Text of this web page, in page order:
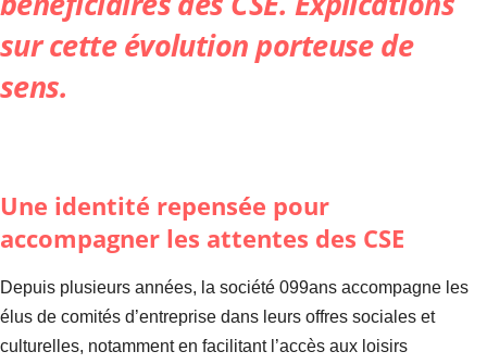
sur cette évolution porteuse de
sens.
Une identité repensée pour
accompagner les attentes des CSE
Depuis plusieurs années, la société 099ans accompagne les
élus de comités d’entreprise dans leurs offres sociales et
culturelles, notamment en facilitant l’accès aux loisirs